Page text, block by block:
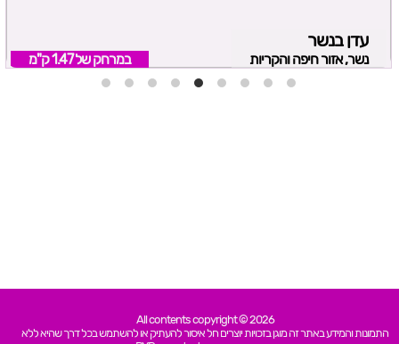
עדן בנשר
נשר, אזור חיפה והקריות במרחק של1.47 ק"מ
All contents copyright © 2026
התמונות והמידע באתר זה מוגן בזכויות יוצרים חל איסור להעתיק או להשתמש בכל דרך שהיא ללא